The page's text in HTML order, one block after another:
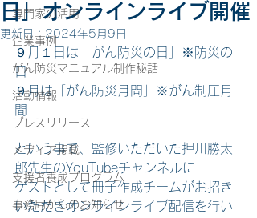
専門家の活用
企業事例
がん防災マニュアル制作秘話
活動情報
プレスリリース
メディア掲載
支援者養成プログラム
事務局からのお知らせ
日」オンラインライブ開催
更新日：2024年5月9日
９月１日は「がん防災の日」※防災の
日
９月は「がん防災月間」※がん制圧月
間
という事で、監修いただいた押川勝太
郎先生のYouTubeチャンネルに
ゲストとして冊子作成チームがお招き
いただきオンラインライブ配信を行い